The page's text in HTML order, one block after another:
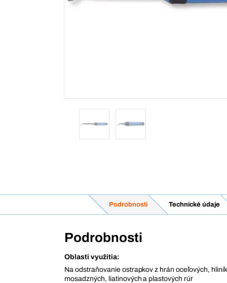
Podrobnosti Technické údaje
Podrobnosti
Oblasti využitia:
Na odstraňovanie ostrapkov z hrán oceľových,
mosadzných, liatinových a plastových rúr